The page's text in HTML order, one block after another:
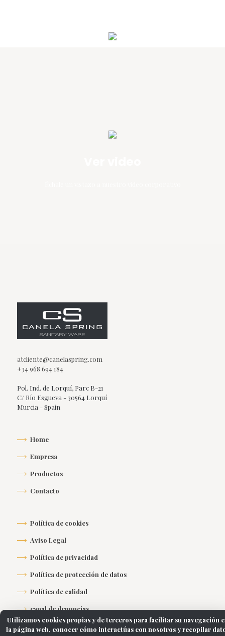
Utilizamos cookies propias y de terceros para facilitar su navegación
la página web, conocer cómo interactúas con nosotros y recopilar
atcliente@canelaspring.com
+34 968 694 184
Pol. Ind. de Lorquí, Parc B-21
C/ Río Esgueva - 30564 Lorquí
Murcia - Spain
Home
Empresa
Productos
Contacto
Política de cookies
Aviso Legal
Política de privacidad
Política de protección de datos
Política de calidad
canal de denuncias